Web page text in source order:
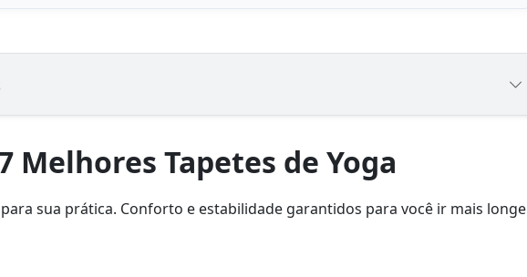
Melhores Tapetes de Yoga
sua prática. Conforto e estabilidade garantidos para você ir mais longe